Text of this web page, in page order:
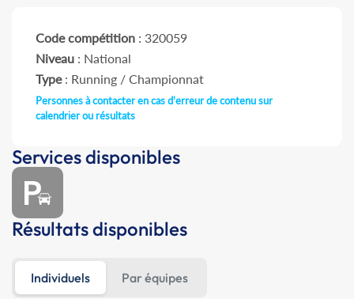
Code compétition : 320059
Niveau : National
Type: Running / Championnat
Personnes à contacter en cas d'erreur de contenu sur
calendrier ou résultats
Services disponibles
Résultats disponibles
Individuels Par équipes